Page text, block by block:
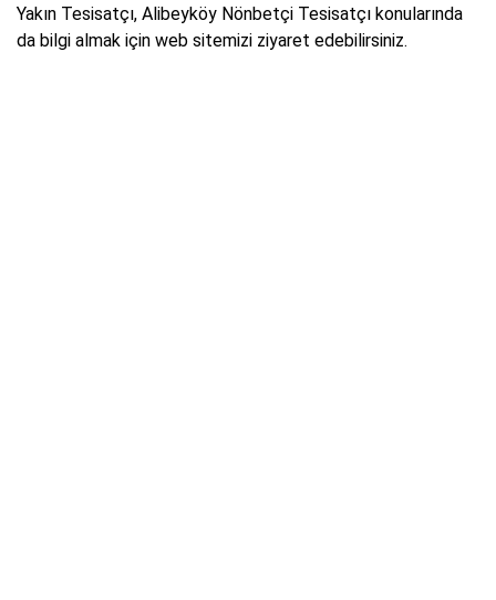
Yakın Tesisatçı, Alibeyköy Nönbetçi Tesisatçı konularında
da bilgi almak için web sitemizi ziyaret edebilirsiniz.